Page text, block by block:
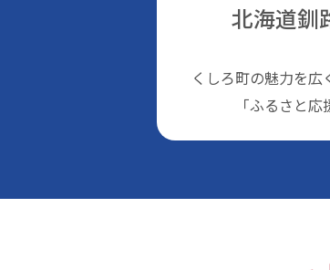
北海道釧
くしろ町の魅⼒を
「ふるさと